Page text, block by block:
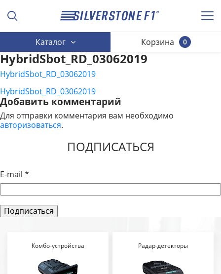
Каталог 0
Корзина
HybridSbot_RD_03062019
HybridSbot_RD_03062019
НАВИГАЦИЯ
ПО
ЗАПИСЯМ
HybridSbot_RD_03062019
Добавить комментарий
Для отправки комментария вам необходимо
авторизоваться.
ПОДПИСАТЬСЯ
E-mail *
Комбо-устройства Радар-детекторы